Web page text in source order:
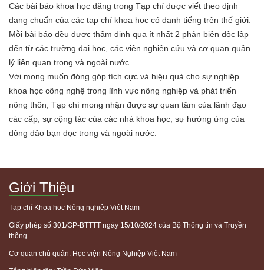
Các bài báo khoa học đăng trong Tạp chí được viết theo định
dạng chuẩn của các tạp chí khoa học có danh tiếng trên thế giới.
Mỗi bài báo đều được thẩm định qua ít nhất 2 phản biện độc lập
đến từ các trường đại học, các viện nghiên cứu và cơ quan quản
lý liên quan trong và ngoài nước.
Với mong muốn đóng góp tích cực và hiệu quả cho sự nghiệp
khoa học công nghệ trong lĩnh vực nông nghiệp và phát triển
nông thôn, Tạp chí mong nhận được sự quan tâm của lãnh đạo
các cấp, sự cộng tác của các nhà khoa học, sự hưởng ứng của
đông đảo bạn đọc trong và ngoài nước.
Giới Thiệu
Tạp chí Khoa học Nông nghiệp Việt Nam
Giấy phép số 301/GP-BTTTT ngày 15/10/2024 của Bộ Thông tin và Truyền
thông
Cơ quan chủ quản: Học viện Nông Nghiệp Việt Nam